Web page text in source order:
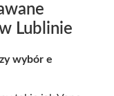
Lublinie
wybór e